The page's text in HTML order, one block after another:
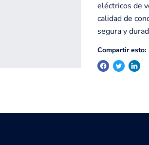
eléctricos de
calidad de
segura y
Compartir esto: